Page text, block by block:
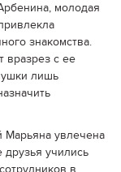
молодая
знакомства.
вразрез с ее
лишь
Марьяна увлечена
учились